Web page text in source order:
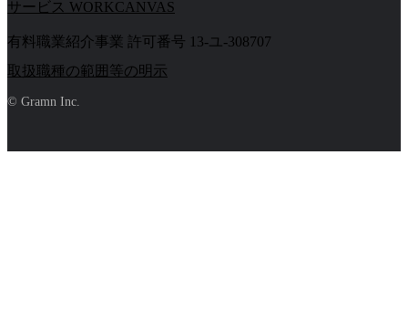
サービス WORKCANVAS
有料職業紹介事業 許可番号 13-ユ-308707
取扱職種の範囲等の明示
© Gramn Inc.